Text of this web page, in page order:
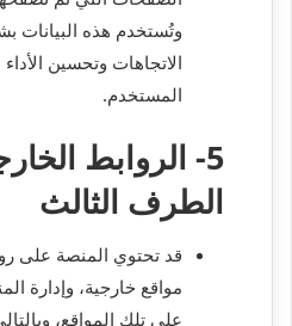
وتُستخدم هذه البيانات
الاتجاهات وتحسين
المستخدم.
5- الروابط
الطرف الثالث
قد تحتوي المنصة على
مواقع خارجية، وإدارة
على تلك المواقع،